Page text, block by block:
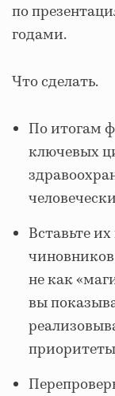
по
годами.
Что сделать.
По итогам
ключевых
Вставьте
не как
вы